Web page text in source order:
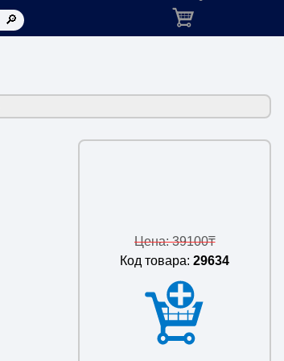
Корзина: товаров в
Цена: 39100₸
Код товара: 29634